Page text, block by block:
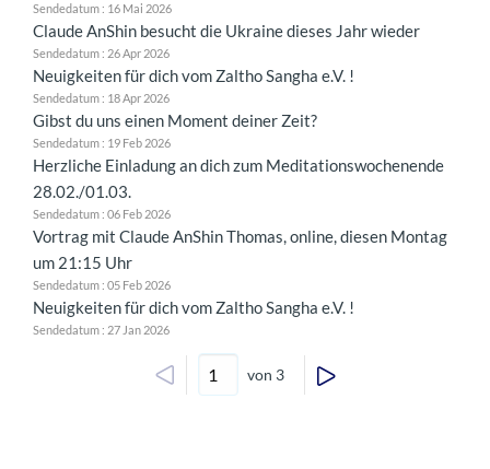
Sendedatum : 16 Mai 2026
Claude AnShin besucht die Ukraine dieses Jahr wieder
Sendedatum : 26 Apr 2026
Neuigkeiten für dich vom Zaltho Sangha e.V. !
Sendedatum : 18 Apr 2026
Gibst du uns einen Moment deiner Zeit?
Sendedatum : 19 Feb 2026
Herzliche Einladung an dich zum Meditationswochenende
28.02./01.03.
Sendedatum : 06 Feb 2026
Vortrag mit Claude AnShin Thomas, online, diesen Montag
um 21:15 Uhr
Sendedatum : 05 Feb 2026
Neuigkeiten für dich vom Zaltho Sangha e.V. !
Sendedatum : 27 Jan 2026
von 3